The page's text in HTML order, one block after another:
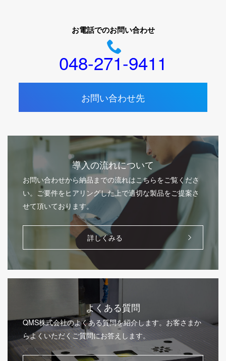
お電話でのお問い合わせ
048-271-9411
お問い合わせ先
導入の流れについて
お問い合わせから納品までの流れはこちらをご覧くださ
い。ご要件をヒアリングした上で適切な製品をご提案さ
せて頂いております。
詳しくみる
よくある質問
QMS株式会社のよくある質問を紹介します。お客さまか
らよくいただくご質問にお答えします。